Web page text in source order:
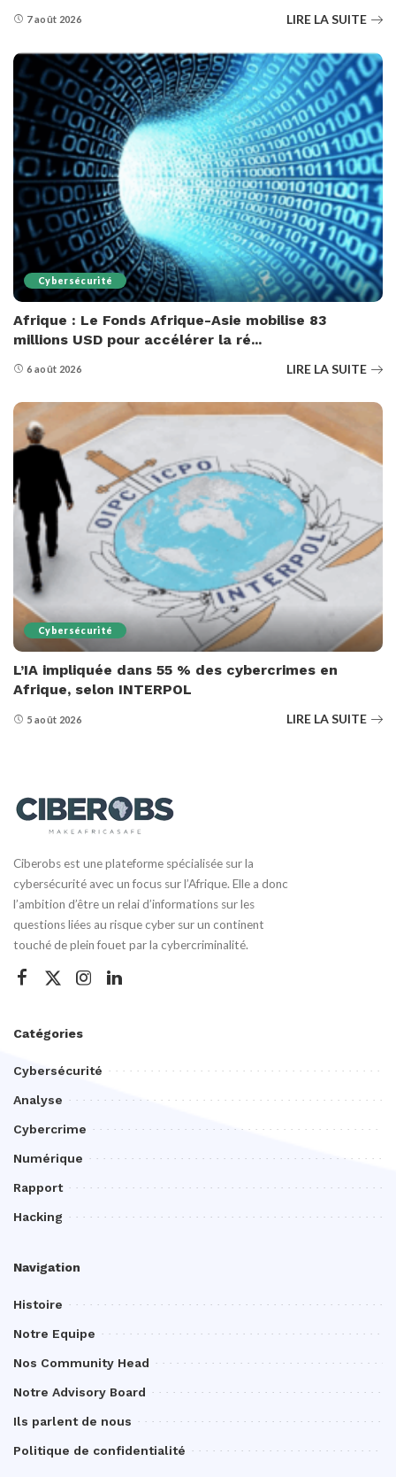
7 août 2026 LIRE LA SUITE
Cybersécurité
Afrique : Le Fonds Afrique-Asie mobilise 83
millions USD pour accélérer la ré...
6 août 2026 LIRE LA SUITE
Cybersécurité
L’IA impliquée dans 55 % des cybercrimes en
Afrique, selon INTERPOL
5 août 2026 LIRE LA SUITE
Ciberobs est une plateforme spécialisée sur la
cybersécurité avec un focus sur l’Afrique. Elle a donc
l’ambition d’être un relai d’informations sur les
questions liées au risque cyber sur un continent
touché de plein fouet par la cybercriminalité.
Catégories
Cybersécurité
Analyse
Cybercrime
Numérique
Rapport
Hacking
Navigation
Histoire
Notre Equipe
Nos Community Head
Notre Advisory Board
Ils parlent de nous
Politique de confidentialité